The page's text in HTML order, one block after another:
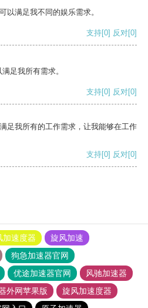
以满足我不同的娱乐需求。
支持[0] 反对[0]
足我所有需求。
支持[0] 反对[0]
足我所有的工作需求，让我能够在工作
支持[0] 反对[0]
加速度器
旋风加速
狗急加速器官网
优途加速器官网
风驰加速器
外网苹果版
旋风加速度器